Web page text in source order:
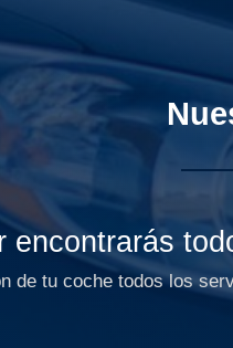
encontrarás
de tu coche todos los